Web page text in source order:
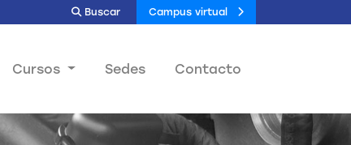
Buscar Campus virtual
Cursos Sedes Contacto